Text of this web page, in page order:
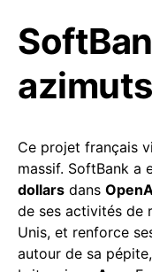
Ce projet français
massif. SoftBank a
dollars dans
de ses activités de
Unis, et renforce
autour de sa